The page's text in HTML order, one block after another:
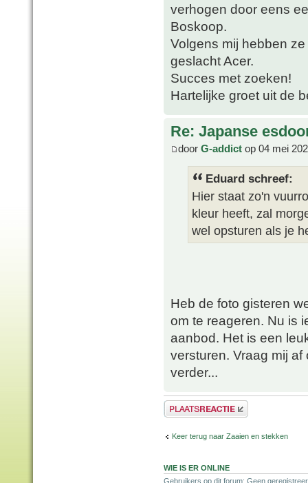
verhogen door eens
Boskoop.
Volgens mij hebben
geslacht Acer.
Succes met zoeken!
Hartelijke groet uit de
Re: Japanse
door G-addict op 04 mei
Eduard schreef:
Hier staat zo'n
kleur heeft, zal
wel opsturen als je
Heb de foto gisteren
om te reageren. Nu is
aanbod. Het is een
versturen. Vraag mij
verder...
Plaats een reactie
Keer terug naar Zaaien en stekken
WIE IS ER ONLINE
Gebruikers op dit forum: Geen